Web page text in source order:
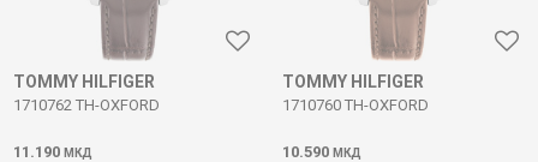
TOMMY HILFIGER
1710762 TH-OXFORD
11.190 МКД
TOMMY HILFIGER
1710760 TH-OXFORD
10.590 МКД